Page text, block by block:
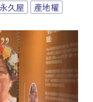
久屋 產地權